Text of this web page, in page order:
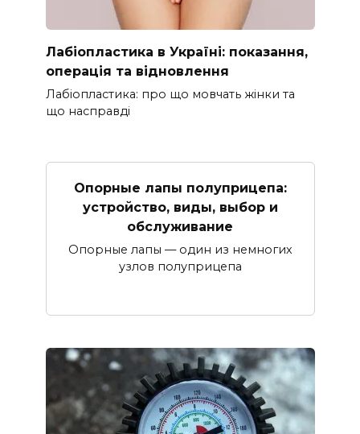
Лабіопластика в Україні: показання,
операція та відновлення
Лабіопластика: про що мовчать жінки та
що насправді
Опорные лапы полуприцепа:
устройство, виды, выбор и
обслуживание
Опорные лапы — один из немногих
узлов полуприцепа